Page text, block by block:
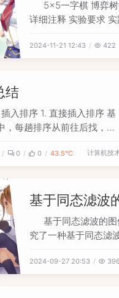
5x5一字棋 博弈
详细注释 实验要求
决策，或者一方使用
棋，并使用alpha和
启发式搜索策略 基
2024-11-21 12:43 422
结
入排序 1. 直接插入排序 基
，每趟排序从前往后找，一
定 每趟排序可能不会将元
杂度：O(n^2)；总比较次数
4 基本思想：每轮排序中选
0 0 43.5℃ 计算机技
基于同态滤波
基于同态滤波的
究了一种基于同态滤
供可靠的数据基础。
域，利用对数变换和
反射成分进行分离和
2024-09-27 20:53 396